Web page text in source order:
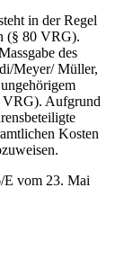
in der Regel
(§ 80 VRG).
des
Meyer/ Müller,
VRG). Aufgrund
Kosten
E vom 23. Mai